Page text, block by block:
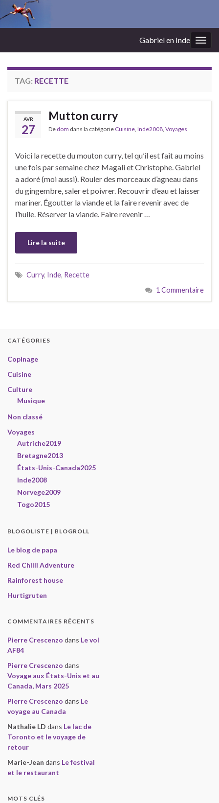
Gabriel en Inde
TAG: RECETTE
AVR
27
Mutton curry
De dom dans la catégorie Cuisine, Inde2008, Voyages
Voici la recette du mouton curry, tel qu’il est fait au moins
une fois par semaine chez Magali et Christophe. Gabriel
a adoré (moi aussi). Rouler des morceaux d’agneau dans
du gingembre, saler et poivrer. Recouvrir d’eau et laisser
mariner. Égoutter la viande et la faire revenir avec de
l’huile. Réserver la viande. Faire revenir …
Lire la suite
Curry, Inde, Recette
1 Commentaire
CATÉGORIES
Copinage
Cuisine
Culture
Musique
Non classé
Voyages
Autriche2019
Bretagne2013
États-Unis-Canada2025
Inde2008
Norvege2009
Togo2015
BLOGOLISTE | BLOGROLL
Le blog de papa
Red Chilli Adventure
Rainforest house
Hurtigruten
COMMENTAIRES RÉCENTS
Pierre Crescenzo dans Le vol
AF84
Pierre Crescenzo dans
Voyage aux États-Unis et au
Canada, Mars 2025
Pierre Crescenzo dans Le
voyage au Canada
Nathalie LD dans Le lac de
Toronto et le voyage de
retour
Marie-Jean dans Le festival
et le restaurant
MOTS CLÉS